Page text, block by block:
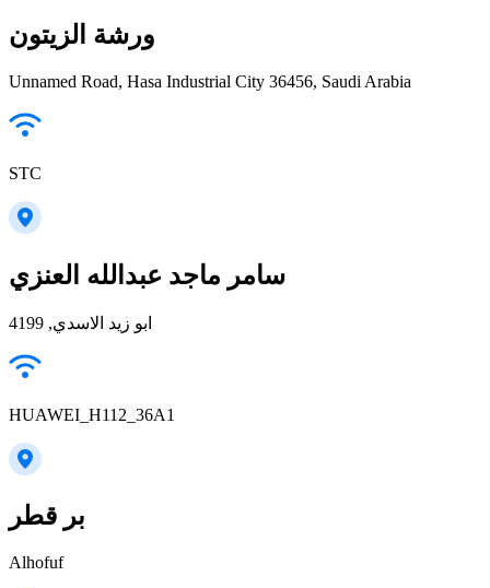
ورشة الزيتون
Unnamed Road, Hasa Industrial City 36456, Saudi Arabia
STC
سامر ماجد عبدالله العنزي
ابو زيد الاسدي, 4199
HUAWEI_H112_36A1
بر قطر
Alhofuf